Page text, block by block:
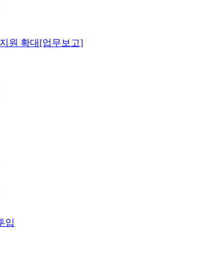
원 확대[업무보고]
입